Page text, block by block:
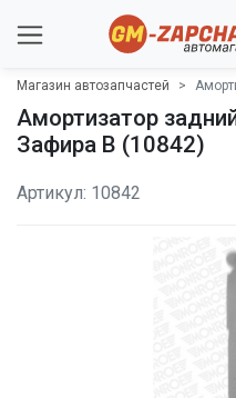
Магазин автозапчастей
Амортизатор
Зафира В (10842)
Артикул: 10842